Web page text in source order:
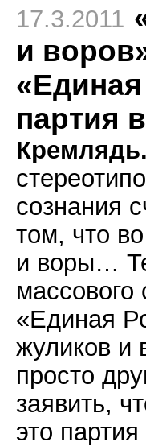
17.3.2011
и
партия
Кремлядь.
сознания
том, что
и воры…
массового
«Единая
жуликов и
просто
заявить,
это партия